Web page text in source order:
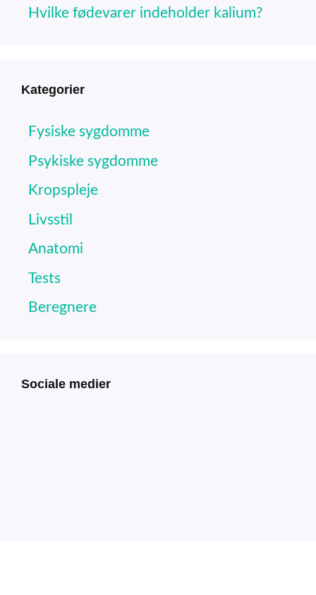
Hvilke fødevarer indeholder kalium?
Kategorier
Fysiske sygdomme
Psykiske sygdomme
Kropspleje
Livsstil
Anatomi
Tests
Beregnere
Sociale medier